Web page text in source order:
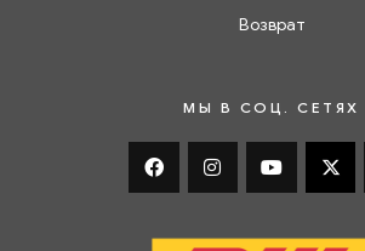
Возврат
МЫ В СОЦ. СЕТЯХ